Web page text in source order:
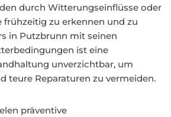
durch Witterungseinflüsse oder
frühzeitig zu erkennen und zu
in Putzbrunn mit seinen
ist eine
unverzichtbar, um
teure Reparaturen zu vermeiden.
präventive